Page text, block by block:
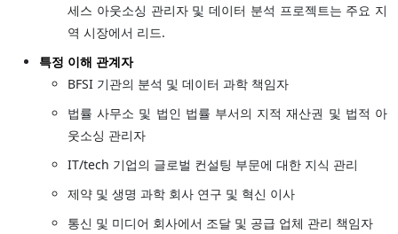
세스 아웃소싱 관리자 및 데이터 분석 프로젝트는 주요 지
역 시장에서 리드.
특정 이해 관계자
BFSI 기관의 분석 및 데이터 과학 책임자
법률 사무소 및 법인 법률 부서의 지적 재산권 및 법적 아
웃소싱 관리자
IT/tech 기업의 글로벌 컨설팅 부문에 대한 지식 관리
제약 및 생명 과학 회사 연구 및 혁신 이사
통신 및 미디어 회사에서 조달 및 공급 업체 관리 책임자